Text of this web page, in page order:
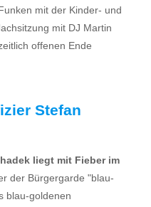
mit der Kinder- und
mit DJ Martin
offenen Ende
Stefan
liegt mit Fieber im
der Bürgergarde "blau-
blau-goldenen